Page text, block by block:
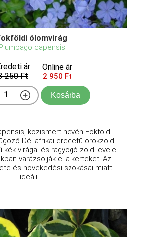
ólomvirág
Plumbago capensis
ár
250 Ft
Online ár
2 950 Ft
Kosárba
közismert nevén Fokföldi
Dél-afrikai eredetű örökzöld
kék virágai és ragyogó zöld levelei
varázsolják el a kerteket. Az
és növekedési szokásai miatt
ideáli ...